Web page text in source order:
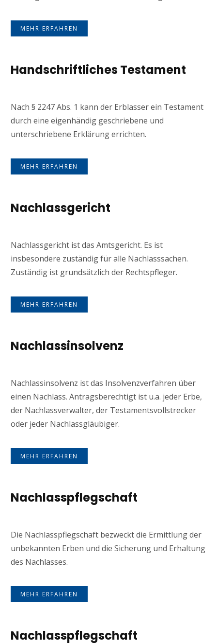
MEHR ERFAHREN
Handschriftliches Testament
Nach § 2247 Abs. 1 kann der Erblasser ein Testament
durch eine eigenhändig geschriebene und
unterschriebene Erklärung errichten.
MEHR ERFAHREN
Nachlassgericht
Nachlassgericht ist das Amtsgericht. Es ist
insbesondere zuständig für alle Nachlasssachen.
Zuständig ist grundsätzlich der Rechtspfleger.
MEHR ERFAHREN
Nachlassinsolvenz
Nachlassinsolvenz ist das Insolvenzverfahren über
einen Nachlass. Antragsberechtigt ist u.a. jeder Erbe,
der Nachlassverwalter, der Testamentsvollstrecker
oder jeder Nachlassgläubiger.
MEHR ERFAHREN
Nachlasspflegschaft
Die Nachlasspflegschaft bezweckt die Ermittlung der
unbekannten Erben und die Sicherung und Erhaltung
des Nachlasses.
MEHR ERFAHREN
Nachlasspflegschaft